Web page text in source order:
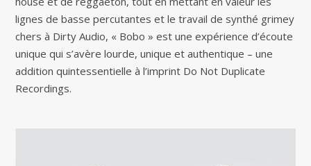
lignes de basse percutantes et le travail de synthé grimey
chers à Dirty Audio, « Bobo » est une expérience d’écoute
unique qui s’avère lourde, unique et authentique – une
addition quintessentielle à l’imprint Do Not Duplicate
Recordings.